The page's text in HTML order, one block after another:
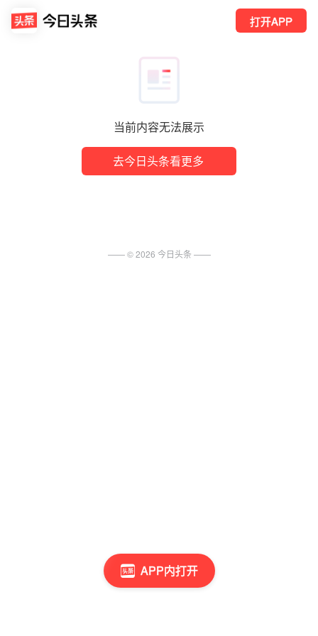
当前内容无法展示
去今日头条看更多
打开APP
APP内打开
—— ©2026 今日头条 ——